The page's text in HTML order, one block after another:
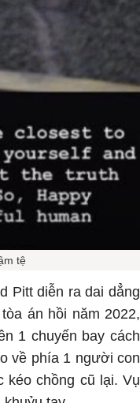
tệ
Pitt diễn ra dai dẳng
án hồi năm 2022,
1 chuyến bay cách
về phía 1 người con
kéo chồng cũ lại. Vụ